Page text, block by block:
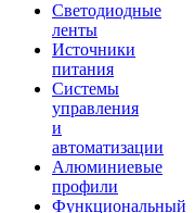
Светодиодные
ленты
Источники
питания
Системы
управления
и
автоматизации
Алюминиевые
профили
Функциональный